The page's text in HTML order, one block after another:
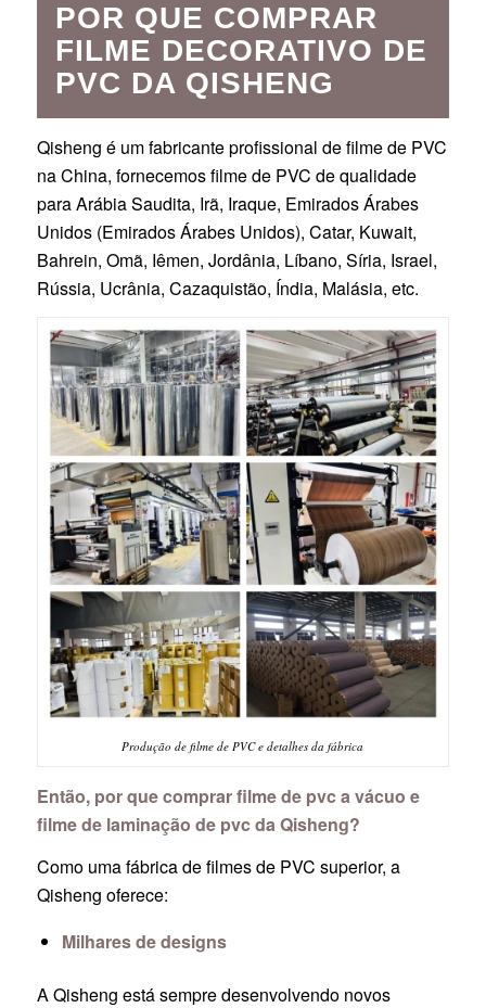
POR QUE COMPRAR
FILME DECORATIVO DE
PVC DA QISHENG
Qisheng é um fabricante profissional de filme de PVC
na China, fornecemos filme de PVC de qualidade
para Arábia Saudita, Irã, Iraque, Emirados Árabes
Unidos (Emirados Árabes Unidos), Catar, Kuwait,
Bahrein, Omã, Iêmen, Jordânia, Líbano, Síria, Israel,
Rússia, Ucrânia, Cazaquistão, Índia, Malásia, etc.
Produção de filme de PVC e detalhes da fábrica
Então, por que comprar filme de pvc a vácuo e
filme de laminação de pvc da Qisheng?
Como uma fábrica de filmes de PVC superior, a
Qisheng oferece:
Milhares de designs
A Qisheng está sempre desenvolvendo novos